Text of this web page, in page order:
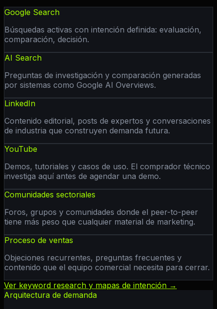
Google Search
Búsquedas activas con intención definida: evaluación,
comparación, decisión.
AI Search
Preguntas de investigación y comparación generadas
por sistemas como Google AI Overviews.
LinkedIn
Contenido editorial, posts de expertos y conversaciones
de industria que construyen demanda futura.
YouTube
Demos, tutoriales y casos de uso. El comprador técnico
investiga aquí antes de agendar una demo.
Comunidades sectoriales
Foros, grupos y comunidades donde el peer-to-peer
tiene más peso que cualquier material de marketing.
Proceso de ventas
Objeciones recurrentes, preguntas frecuentes y
contenido que el equipo comercial necesita para cerrar.
Ver keyword research y mapas de intención →
Arquitectura de demanda